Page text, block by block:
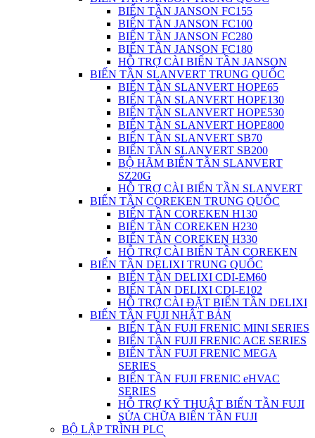
BIẾN TẦN JANSON FC155
BIẾN TẦN JANSON FC100
BIẾN TẦN JANSON FC280
BIẾN TẦN JANSON FC180
HỖ TRỢ CÀI BIẾN TẦN JANSON
BIẾN TẦN SLANVERT TRUNG QUỐC
BIẾN TẦN SLANVERT HOPE65
BIẾN TẦN SLANVERT HOPE130
BIẾN TẦN SLANVERT HOPE530
BIẾN TẦN SLANVERT HOPE800
BIẾN TẦN SLANVERT SB70
BIẾN TẦN SLANVERT SB200
BỘ HÃM BIẾN TẦN SLANVERT
SZ20G
HỖ TRỢ CÀI BIẾN TẦN SLANVERT
BIẾN TẦN COREKEN TRUNG QUỐC
BIẾN TẦN COREKEN H130
BIẾN TẦN COREKEN H230
BIẾN TẦN COREKEN H330
HỖ TRỢ CÀI BIẾN TẦN COREKEN
BIẾN TẦN DELIXI TRUNG QUỐC
BIẾN TẦN DELIXI CDI-EM60
BIẾN TẦN DELIXI CDI-E102
HỖ TRỢ CÀI ĐẶT BIẾN TẦN DELIXI
BIẾN TẦN FUJI NHẬT BẢN
BIẾN TẦN FUJI FRENIC MINI SERIES
BIẾN TẦN FUJI FRENIC ACE SERIES
BIẾN TẦN FUJI FRENIC MEGA
SERIES
BIẾN TẦN FUJI FRENIC eHVAC
SERIES
HỖ TRỢ KỸ THUẬT BIẾN TẦN FUJI
SỬA CHỮA BIẾN TẦN FUJI
BỘ LẬP TRÌNH PLC